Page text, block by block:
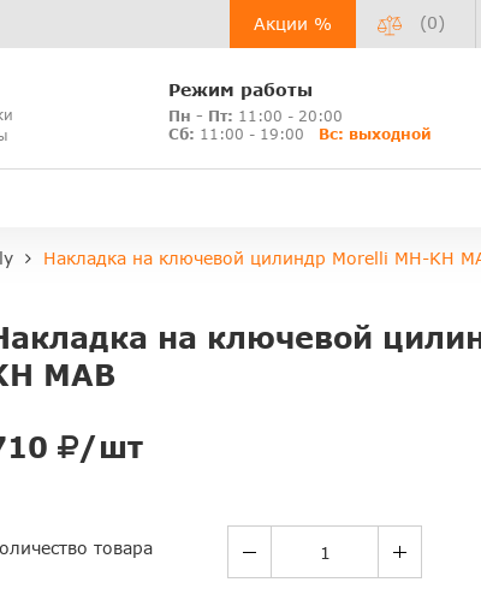
Акции % (0)
Режим работы
Пн - Пт: 11:00 - 20:00
Сб: 11:00 - 19:00 Вс: выходной
Накладка на ключевой цилиндр Morelli MH-KH
на ключевой
MAB
/шт
товара